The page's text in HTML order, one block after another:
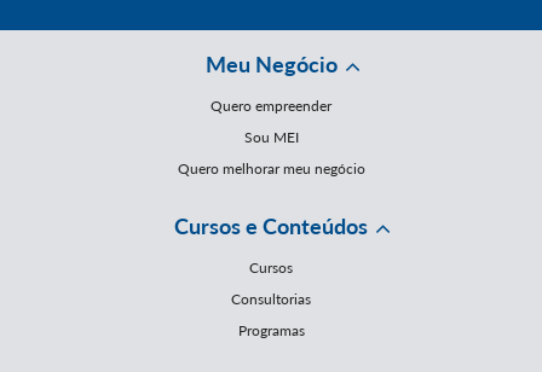
Meu Negócio
Quero empreender
Sou MEI
Quero melhorar meu negócio
Cursos e Conteúdos
Cursos
Consultorias
Programas